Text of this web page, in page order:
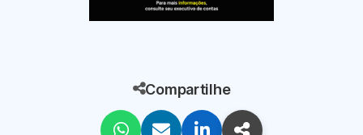
Compartilhe